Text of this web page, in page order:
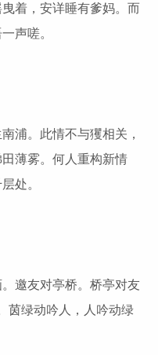
着，安详睡有爹妈。而
声嗟。
浦。此情不与玃相关，
薄雾。何人重构新情
处。
邀友对亭桥。桥亭对友
绿动吟人，人吟动绿